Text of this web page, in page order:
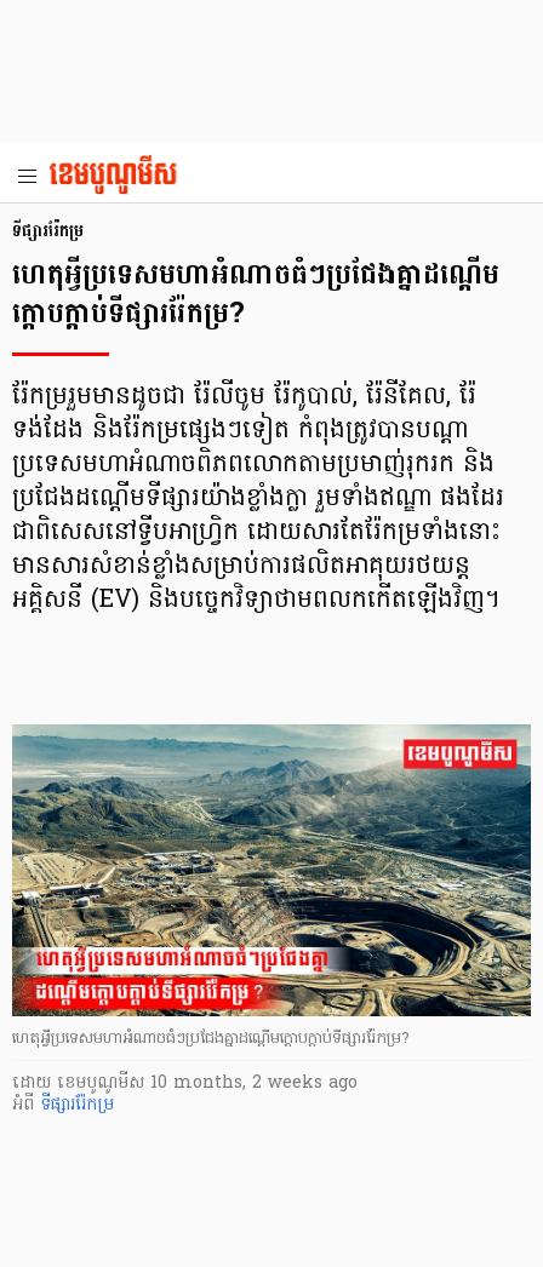
ទីផ្សាររ៉ែកម្រ
ហេតុអ្វីប្រទេសមហាអំណាចធំៗប្រជែងគ្នាដណ្តើម
ក្តោបក្តាប់ទីផ្សាររ៉ែកម្រ?
រ៉ែកម្ររួមមានដូចជា រ៉ែលីចូម រ៉ែកូបាល់, រ៉ែនីគែល, រ៉ែ
ទង់ដែង និងរ៉ែកម្រផ្សេងៗទៀត កំពុងត្រូវបានបណ្ដា
ប្រទេសមហាអំណាចពិភពលោកតាមប្រមាញ់រុករក និង
ប្រជែងដណ្ដើមទីផ្សារយ៉ាងខ្លាំងក្លា រួមទាំងឥណ្ឌា ផងដែរ
ជាពិសេសនៅទ្វីបអាហ្វ្រិក ដោយសារតែរ៉ែកម្រទាំងនោះ
មានសារសំខាន់ខ្លាំងសម្រាប់ការផលិតអាគុយរថយន្ត
អគ្គិសនី (EV) និងបច្ចេកវិទ្យាថាមពលកកើតឡើងវិញ។
ហេតុអ្វីប្រទេសមហាអំណាចធំៗប្រជែងគ្នាដណ្តើមក្តោបក្តាប់ទីផ្សាររ៉ែកម្រ?
ដោយ ​ ខេមបូណូមីស 10 months, 2 weeks ago
អំពី ទីផ្សាររ៉ែកម្រ